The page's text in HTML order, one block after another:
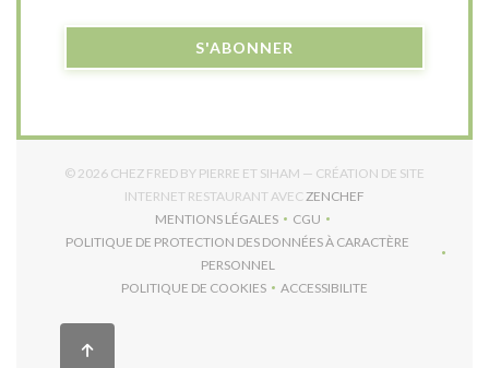
S'ABONNER
© 2026 CHEZ FRED BY PIERRE ET SIHAM — CRÉATION DE SITE
INTERNET RESTAURANT AVEC ZENCHEF
MENTIONS LÉGALES
((OUVRE UNE NOUVELLE FENÊTRE))
CGU
((OUVRE UNE NOUVELLE
POLITIQUE DE PROTECTION DES DONNÉES À CARACTÈRE
PERSONNEL((OUVRE UNE NOUVELLE FENÊTRE))
POLITIQUE DE COOKIES
((OUVRE UNE NOUVELLE FENÊTRE))
ACCESSIBILITE
((OUVRE UNE NOUVELLE